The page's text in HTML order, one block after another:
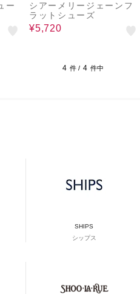
ー
シアーメリージェーンフ
ラットシューズ
¥5,720
4 件 / 4 件中
SHIPS
シップス